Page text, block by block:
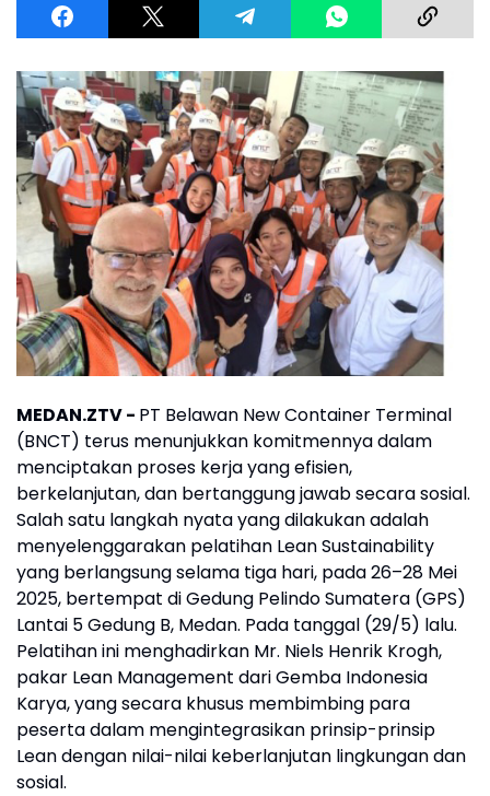
MEDAN.ZTV - PT Belawan New Container Terminal
(BNCT) terus menunjukkan komitmennya dalam
menciptakan proses kerja yang efisien,
berkelanjutan, dan bertanggung jawab secara sosial.
Salah satu langkah nyata yang dilakukan adalah
menyelenggarakan pelatihan Lean Sustainability
yang berlangsung selama tiga hari, pada 26–28 Mei
2025, bertempat di Gedung Pelindo Sumatera (GPS)
Lantai 5 Gedung B, Medan. Pada tanggal (29/5) lalu.
Pelatihan ini menghadirkan Mr. Niels Henrik Krogh,
pakar Lean Management dari Gemba Indonesia
Karya, yang secara khusus membimbing para
peserta dalam mengintegrasikan prinsip-prinsip
Lean dengan nilai-nilai keberlanjutan lingkungan dan
sosial.